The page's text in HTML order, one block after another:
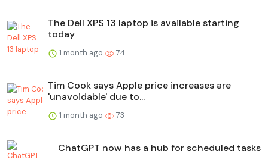
The Dell XPS 13 laptop is available starting
today
1 month ago 74
Tim Cook says Apple price increases are
'unavoidable' due to...
1 month ago 73
ChatGPT now has a hub for scheduled tasks